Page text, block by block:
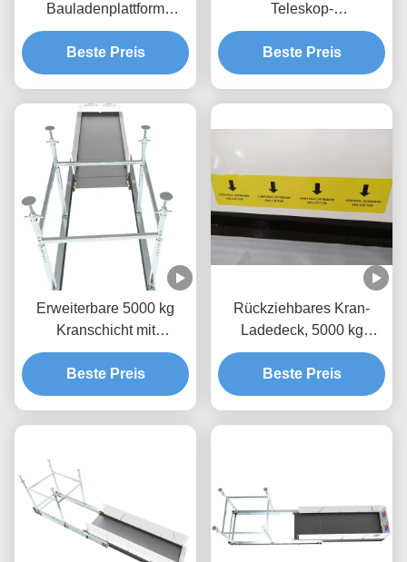
Bauladenplattform
Korrosionsschutz
Beste Preis
Teleskop-
Ladungsplattform für
Gebäude
Beste Preis
Erweiterbare 5000 kg
Kranschicht mit
Epoxidfarbe MLP2800-H
Beste Preis
Rückziehbares Kran-
Ladedeck, 5000 kg
Stoffhebeplattform
Beste Preis